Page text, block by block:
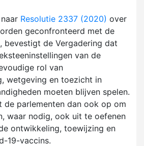
Resolutie 2337 (2020) over
geconfronteerd met de
bevestigt de Vergadering dat
van de
rol van
wetgeving en toezicht in
moeten blijven spelen.
de parlementen dan ook op om
waar nodig, ook uit te oefenen
ontwikkeling, toewijzing en
19-vaccins.